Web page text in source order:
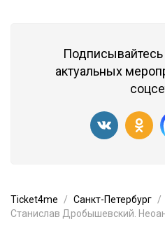
Подписывайтесь
актуальных
Ticket4me Санкт-Петербург
Станислав Дробышевский.